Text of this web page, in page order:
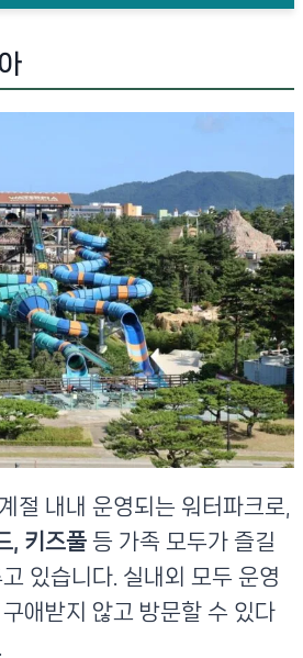
절 내내 운영되는 워터파크로,
, 키즈풀 등 가족 모두가 즐길
있습니다. 실내외 모두 운영
애받지 않고 방문할 수 있다